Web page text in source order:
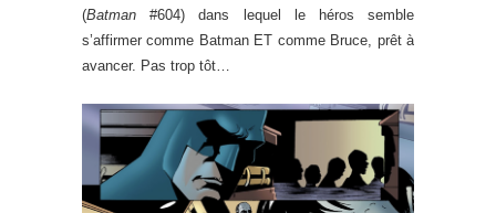
(Batman #604) dans lequel le héros semble
s’affirmer comme Batman ET comme Bruce, prêt à
avancer. Pas trop tôt…